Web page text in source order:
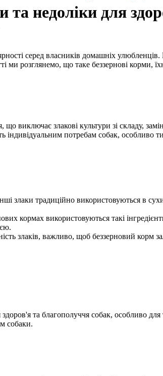
та недоліки для
серед власників домашніх
ми розглянемо, що таке беззернові корми,
що виключає злакові культури зі складу,
індивідуальним потребам собак, особливо
злаки традиційно використовуються в
кормах використовуються такі
злаків, важливо, щоб беззерновий корм
та благополуччя собак, особливо
собаки.